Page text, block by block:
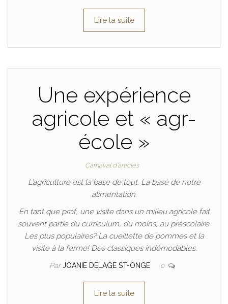
Lire la suite
Une expérience
agricole et « agr-
école »
Carnaval d'articles
L’agriculture est la base de tout. La base de notre
alimentation.
En tant que prof, une visite dans un milieu agricole fait
souvent partie du curriculum, du moins, au préscolaire.
Les plus populaires? La cueillette de pommes et la
visite à la ferme! Des classiques indémodables.
ParJOANIE DELAGE ST-ONGE 0
Lire la suite